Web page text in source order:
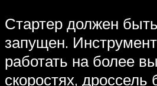
Стартер должен
запущен.
работать на более
скоростях, дроссель